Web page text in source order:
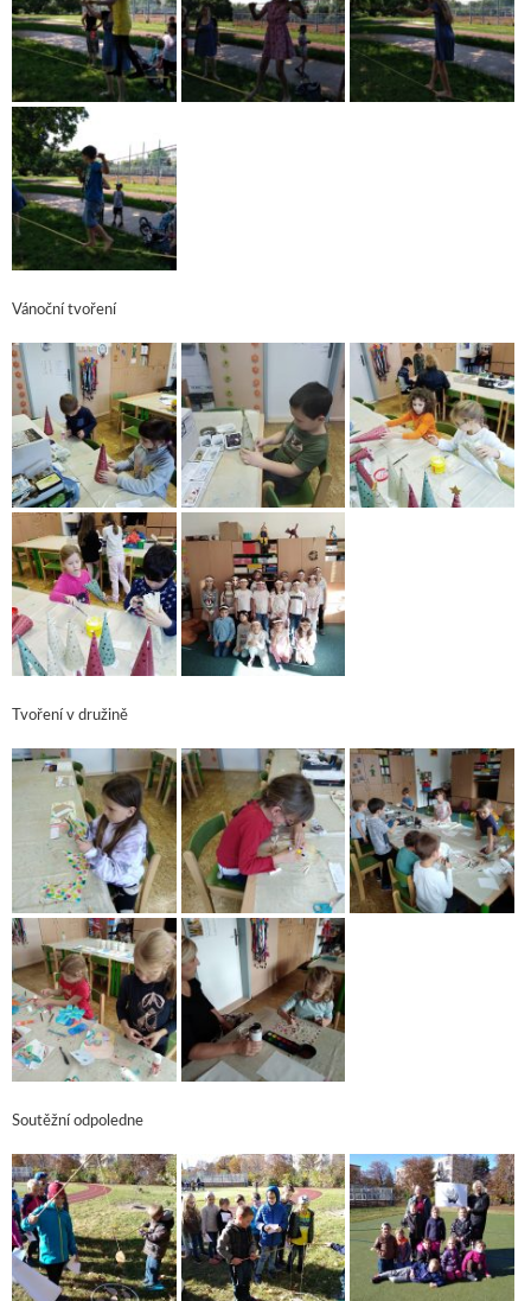
Vánoční tvoření
Tvoření v družině
Soutěžní odpoledne